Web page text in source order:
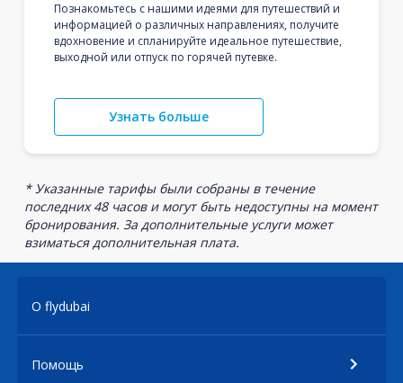
Познакомьтесь с нашими идеями для путешествий и
информацией о различных направлениях, получите
вдохновение и спланируйте идеальное путешествие,
выходной или отпуск по горячей путевке.
Узнать больше
* Указанные тарифы были собраны в течение
последних 48 часов и могут быть недоступны на момент
бронирования. За дополнительные услуги может
взиматься дополнительная плата.
О flydubai
Помощь